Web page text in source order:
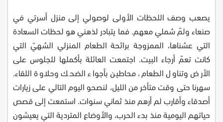
يصعب وصف اللحظات الأولى لوصولي إلى منزل أسرتي في
صنعاء ولمّ شملي معهم. فما يتبادر لذهني هو لحظات السعادة
التي عشناها، الممزوجة برائحة الطعام المنزلي الشهيّ التي
كانت تعمّ أرجاء البيت. اجتمعت العائلة بأكملها للجلوس على
الأرض وتناول الطعام، محاطين بأجواء الضحك وحلاوة اللقاء.
سهرنا حتى وقت متأخر من الليل، لنصحو اليوم التالي على زيارات
أصدقاء وأقارب لم أرهم منذ ثماني سنوات. استمعت إلى قصص
حياتهم اليومية منذ بدء الحرب، والأوضاع المتردية التي يعيشون